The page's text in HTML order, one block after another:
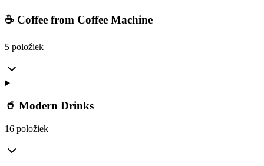
☕ Coffee from Coffee Machine
5 položiek
🥤 Modern Drinks
16 položiek